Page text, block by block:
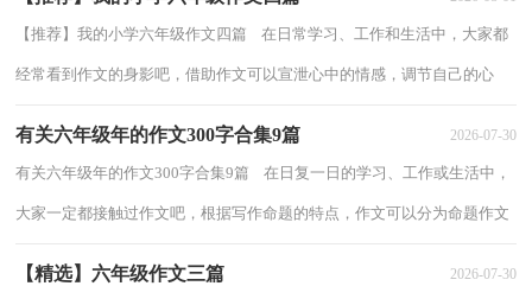
【推荐】我的小学六年级作文四篇 在日常学习、工作和生活中，大家都
经常看到作文的身影吧，借助作文可以宣泄心中的情感，调节自己的心
有关六年级年的作文300字合集9篇 2026-07-30
有关六年级年的作文300字合集9篇 在日复一日的学习、工作或生活中，
大家一定都接触过作文吧，根据写作命题的特点，作文可以分为命题作文
【精选】六年级作文三篇 2026-07-30